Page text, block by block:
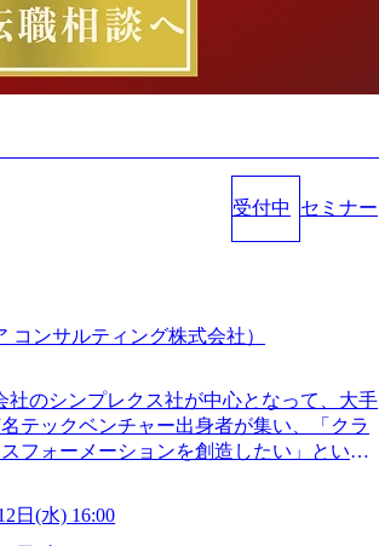
受付中 セミナー
コンサルティング株式会社）
社のシンプレクス社が中心となって、大手
テックベンチャー出身者が集い、「クラ
フォーメーションを創造したい」という
たってFintech業界を中心に最先端テクノ
ウハウを活かしつつ、あらゆる業種・業
日(水) 16:00